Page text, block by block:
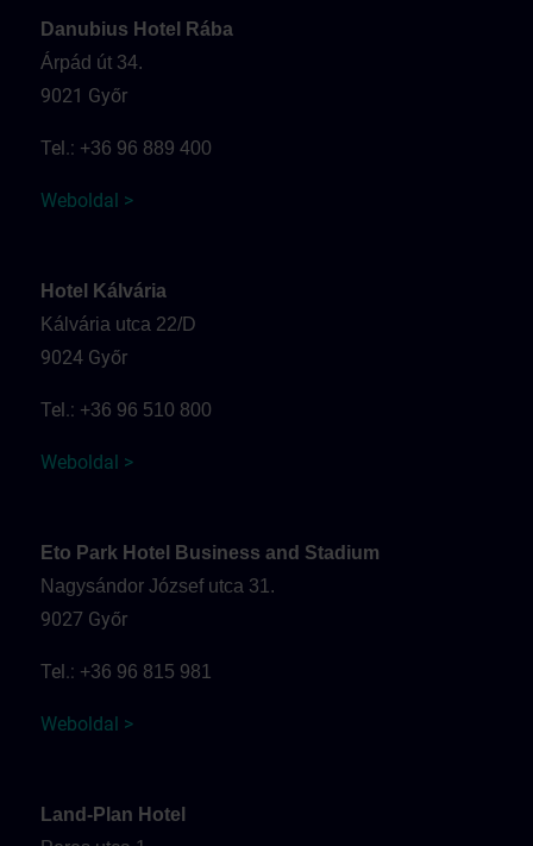
Danubius Hotel Rába
Árpád út 34.
9021 Győr
Tel.: +36 96 889 400
Weboldal >
Hotel Kálvária
Kálvária utca 22/D
9024 Győr
Tel.: +36 96 510 800
Weboldal >
Eto Park Hotel Business and Stadium
Nagysándor József utca 31.
9027 Győr
Tel.: +36 96 815 981
Weboldal >
Land-Plan Hotel